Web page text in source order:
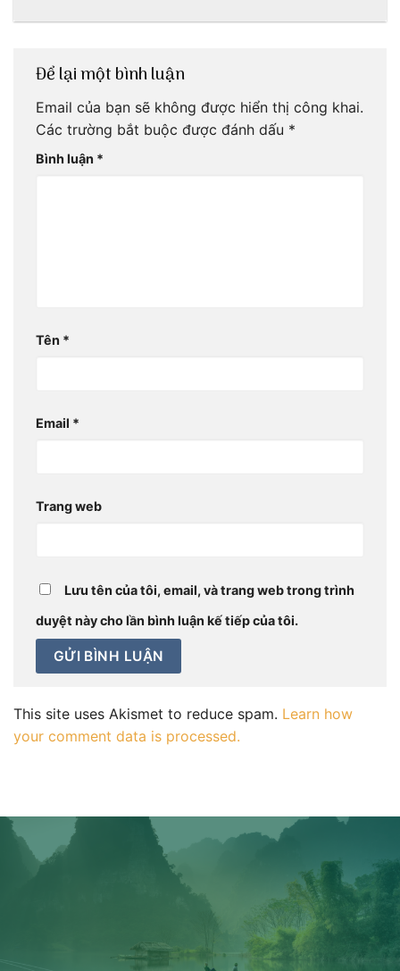
Để lại một bình luận
Email của bạn sẽ không được hiển thị công khai.
Các trường bắt buộc được đánh dấu *
Bình luận *
Tên *
Email *
Trang web
Lưu tên của tôi, email, và trang web trong trình
duyệt này cho lần bình luận kế tiếp của tôi.
This site uses Akismet to reduce spam. Learn how
your comment data is processed.